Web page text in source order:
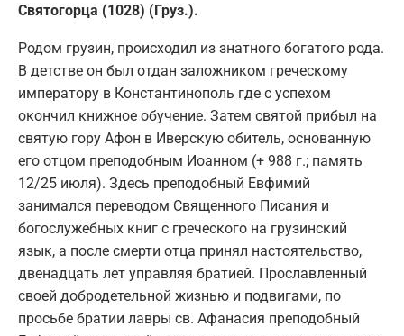
Святогорца (1028) (Груз.).
Родом грузин, происходил из знатного богатого рода.
В детстве он был отдан заложником греческому
императору в Константинополь где с успехом
окончил книжное обучение. Затем святой прибыл на
святую гору Афон в Иверскую обитель, основанную
его отцом преподобным Иоанном (+ 988 г.; память
12/25 июля). Здесь преподобный Евфимий
занимался переводом Священного Писания и
богослужебных книг с греческого на грузинский
язык, а после смерти отца принял настоятельство,
двенадцать лет управляя братией. Прославленный
своей добродетельной жизнью и подвигами, по
просьбе братии лавры св. Афанасия преподобный